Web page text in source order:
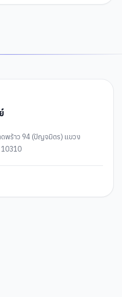
พร้าว 94 (ปัญจมิตร) แขวง
10310